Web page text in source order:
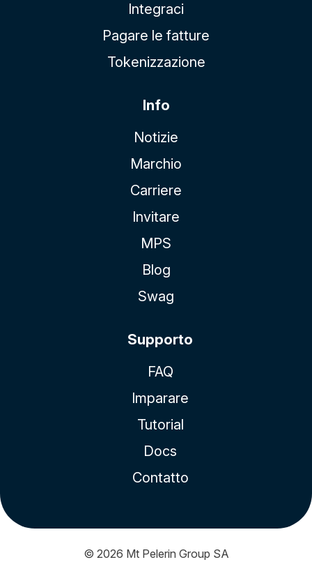
Integraci
Pagare le fatture
Tokenizzazione
Info
Notizie
Marchio
Carriere
Invitare
MPS
Blog
Swag
Supporto
FAQ
Imparare
Tutorial
Docs
Contatto
© 2026 Mt Pelerin Group SA